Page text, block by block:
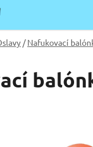
/ Nafukovací